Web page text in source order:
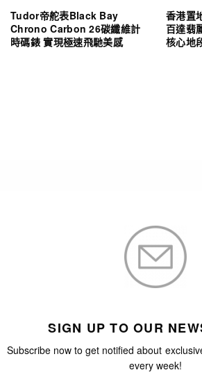
Tudor帝舵表Black Bay
Chrono Carbon 26碳纖維計
時碼錶 實現極速飛馳美感
香港置
百達翡
核心地
SIGN UP TO OUR
Subscribe now to get notified about
every week!